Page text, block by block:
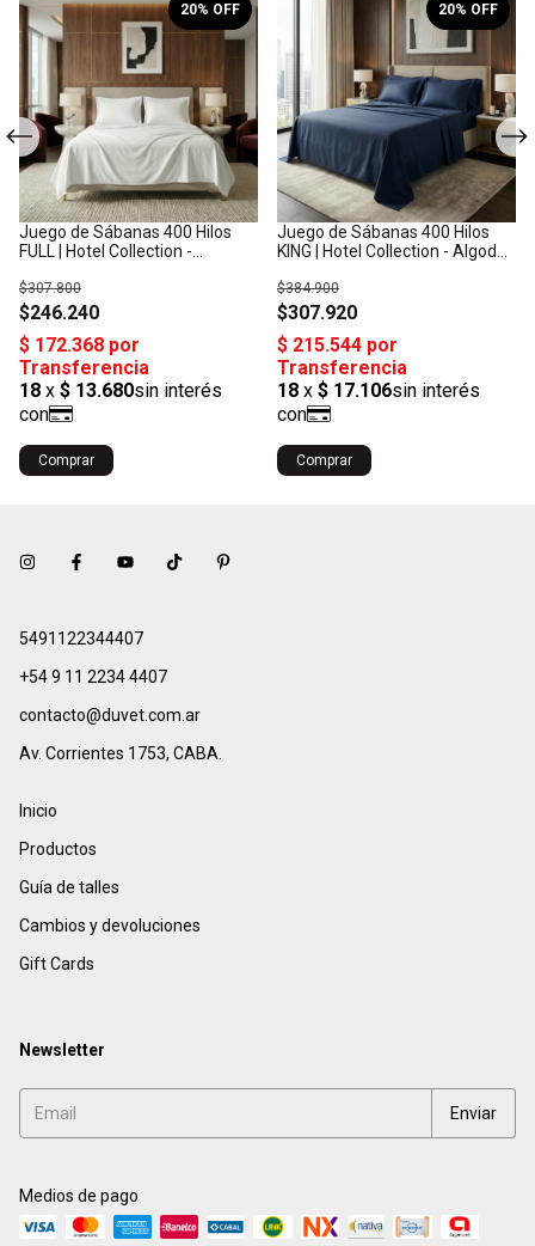
Juego de Sábanas 400 Hilos
FULL | Hotel Collection -
$246.240
$307.800
20% OFF
Comprar
Juego de Sábanas 400 Hilos
KING | Hotel Collection - Algodón
$307.920
$384.900
20% OFF
Comprar
5491122344407
+54 9 11 2234 4407
contacto@duvet.com.ar
Av. Corrientes 1753, CABA.
Inicio
Productos
Guía de talles
Cambios y devoluciones
Gift Cards
Newsletter
Medios de pago